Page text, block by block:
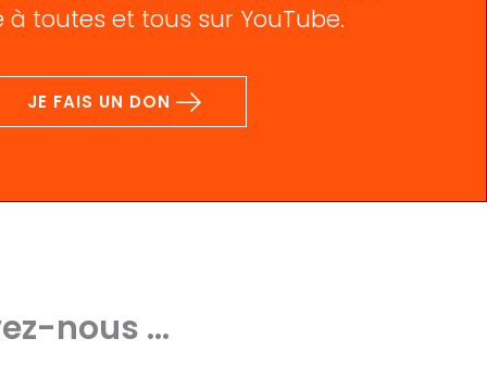
à toutes et tous sur YouTube.
JE FAIS UN DON
nous ...